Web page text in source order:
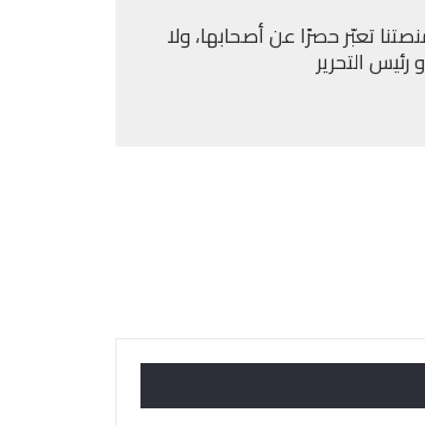
تعبّر حصرًا عن أصحابها، ولا
رئيس التحرير